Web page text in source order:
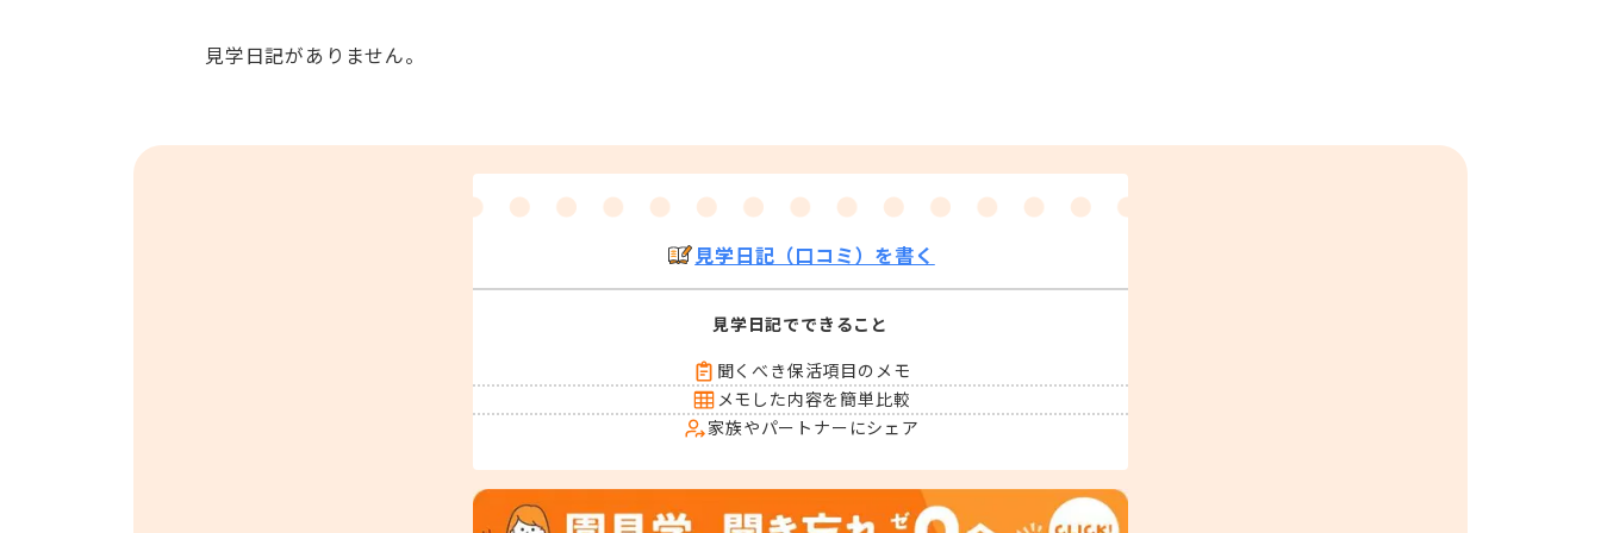
見学日記がありません。
見学日記（口コミ）を書く
見学日記でできること
聞くべき保活項目のメモ
メモした内容を簡単比較
家族やパートナーにシェア